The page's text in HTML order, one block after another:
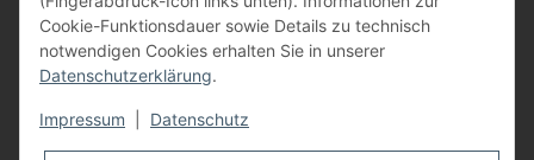
Vertrag widerrufen
Cookie-Funktionsdauer sowie Details zu technisch
notwendigen Cookies erhalten Sie in unserer
Datenschutzerklärung.
Impressum Datenschutz